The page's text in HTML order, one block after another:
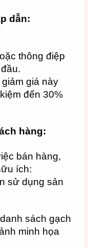
dẫn:
thông điệp
giá này
đến 30%
hàng:
bán hàng,
ích:
sử dụng sản
sách gạch
minh họa